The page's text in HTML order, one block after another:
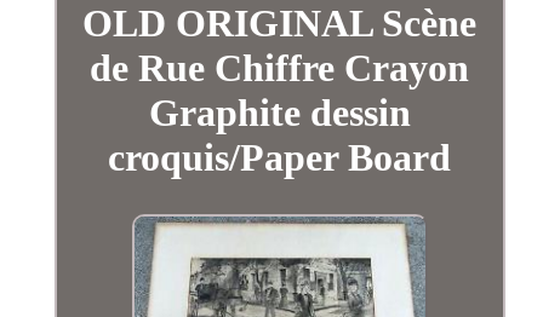
OLD ORIGINAL Scène
de Rue Chiffre Crayon
Graphite dessin
croquis/Paper Board